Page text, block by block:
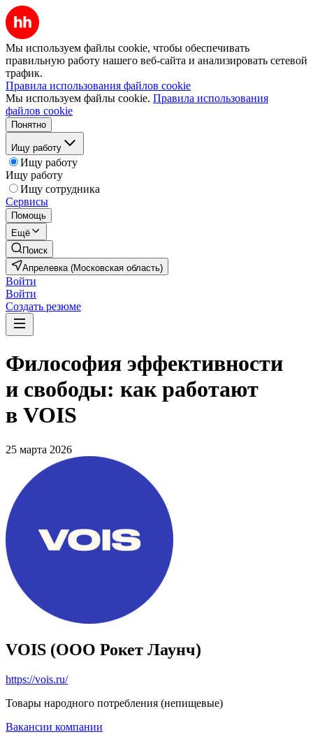
Мы используем файлы cookie, чтобы обеспечивать
правильную работу нашего веб-сайта и анализировать сетевой
трафик.
Правила использования файлов cookie
Мы используем файлы cookie. Правила использования
файлов cookie
Понятно
Ищу работу
Ищу работу
Ищу работу
Ищу сотрудника
Сервисы
Помощь
Ещё
Поиск
Апрелевка (Московская область)
Войти
Войти
Создать резюме
Философия эффективности
и свободы: как работают
в VOIS
25 марта 2026
VOIS (ООО Рокет Лаунч)
https://vois.ru/
Товары народного потребления (непищевые)
Вакансии компании